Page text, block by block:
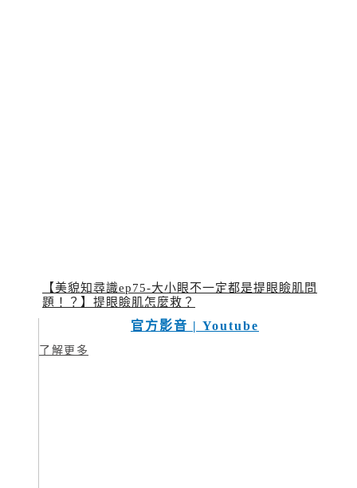
【美貌知尋識ep75-大小眼不一定都是提眼瞼肌問
題！？】提眼瞼肌怎麼救？
官方影音 | Youtube
了解更多